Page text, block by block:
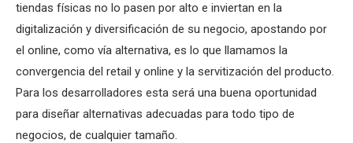
tiendas físicas no lo pasen por alto e inviertan en la
digitalización y diversificación de su negocio, apostando por
el online, como vía alternativa, es lo que llamamos la
convergencia del retail y online y la servitización del producto.
Para los desarrolladores esta será una buena oportunidad
para diseñar alternativas adecuadas para todo tipo de
negocios, de cualquier tamaño.